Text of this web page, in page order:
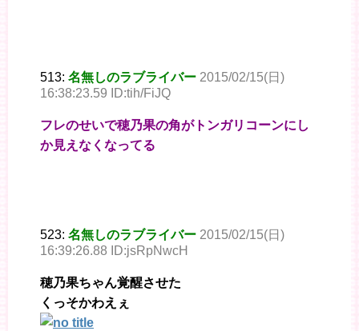
513: 名無しのラブライバー 2015/02/15(日)
16:38:23.59 ID:tih/FiJQ
フレのせいで穂乃果の角がトンガリコーンにし
か見えなくなってる
523: 名無しのラブライバー 2015/02/15(日)
16:39:26.88 ID:jsRpNwcH
穂乃果ちゃん覚醒させた
くっそかわえぇ